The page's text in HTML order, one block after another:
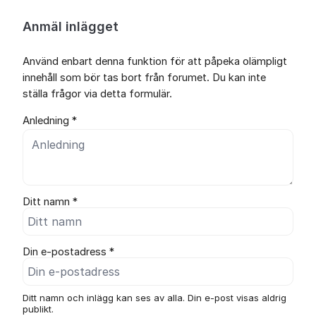
Anmäl inlägget
Använd enbart denna funktion för att påpeka olämpligt
innehåll som bör tas bort från forumet. Du kan inte
ställa frågor via detta formulär.
Anledning *
Ditt namn *
Din e-postadress *
Ditt namn och inlägg kan ses av alla. Din e-post visas aldrig
publikt.